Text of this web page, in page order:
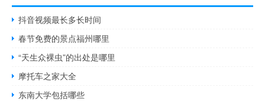
抖音视频最长多长时间
春节免费的景点福州哪里
“天生众裸虫”的出处是哪里
摩托车之家大全
东南大学包括哪些